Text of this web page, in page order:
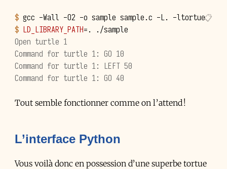
$ gcc -Wall -O2 -o sample sample.c -L.
-ltortue
$ LD_LIBRARY_PATH=.
Open turtle 1
Command for turtle 1: GO 10
Command for turtle 1: LEFT 50
Command for turtle 1: GO 40
Tout semble fonctionner comme on l’attend !
L’interface Python
Vous voilà donc en possession d’une superbe tortue